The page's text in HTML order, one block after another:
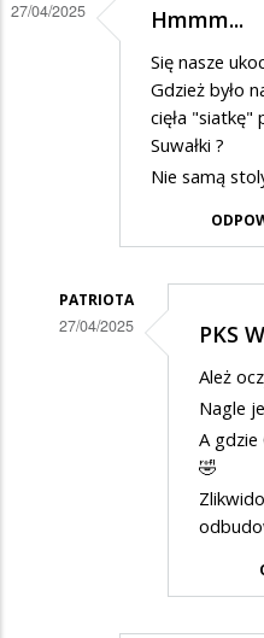
27/04/2025 Hmmm...
Się nasze
Gdzież było
cięła "siatkę"
Suwałki ?
Nie samą
PATRIOTA
27/04/2025
SUWALCZANIN
PKS
Ależ
Nagle
A gdzie
🤣